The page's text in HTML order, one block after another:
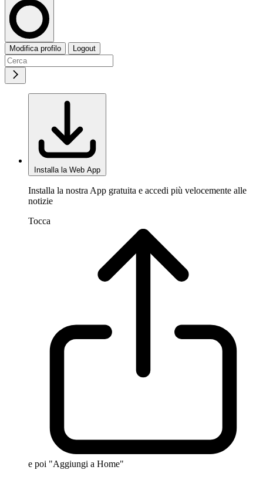
Modifica profilo Logout
Installa la Web App
Installa la nostra App gratuita e accedi più velocemente alle
notizie
Tocca
e poi "Aggiungi a Home"